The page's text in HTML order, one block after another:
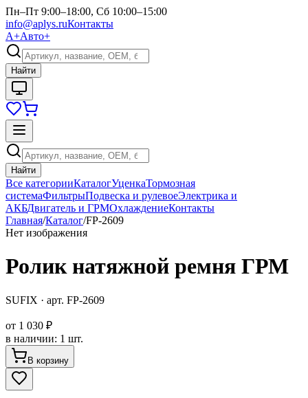
Пн–Пт 9:00–18:00, Сб 10:00–15:00
info@aplys.ruКонтакты
А+Авто+
Найти
Найти
Все категорииКаталогУценкаТормозная
системаФильтрыПодвеска и рулевоеЭлектрика и
АКБДвигатель и ГРМОхлаждениеКонтакты
Главная/Каталог/FP-2609
Нет изображения
Ролик натяжной ремня ГРМ
SUFIX · арт. FP-2609
от 1 030 ₽
в наличии: 1 шт.
В корзину